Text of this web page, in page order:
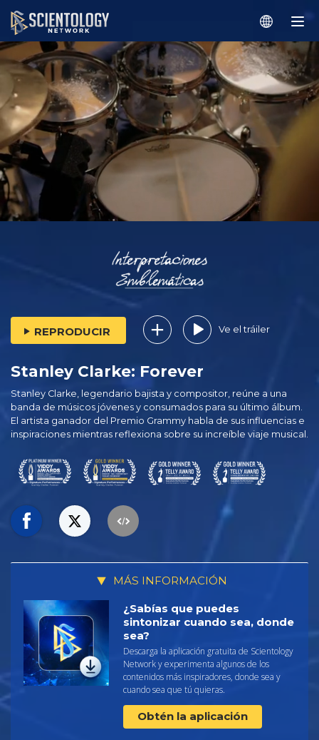
REPRODUCIR Ve el tráiler
Stanley Clarke: Forever
Stanley Clarke, legendario bajista y compositor, reúne a una
banda de músicos jóvenes y consumados para su último álbum.
El artista ganador del Premio Grammy habla de sus influencias e
inspiraciones mientras reflexiona sobre su increíble viaje musical.
MÁS INFORMACIÓN
¿Sabías que puedes
sintonizar cuando sea, donde
sea?
Descarga la aplicación gratuita de Scientology
Network y experimenta algunos de los
contenidos más inspiradores, donde sea y
cuando sea que tú quieras.
Obtén la aplicación